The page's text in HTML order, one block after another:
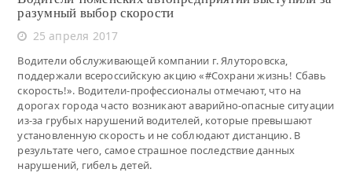
разумный выбор скорости
25 апреля 2017
Водители обслуживающей компании г. Ялуторовска,
поддержали всероссийскую акцию «#Сохрани жизнь! Сбавь
скорость!». Водители-профессионалы отмечают, что на
дорогах города часто возникают аварийно-опасные ситуации
из-за грубых нарушений водителей, которые превышают
установленную скорость и не соблюдают дистанцию. В
результате чего, самое страшное последствие данных
нарушений, гибель детей.